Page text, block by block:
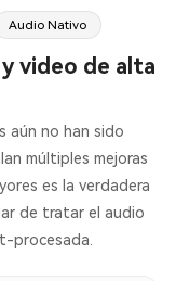
Audio Nativo
video de alta
aún no han sido
múltiples mejoras
es la verdadera
de tratar el audio
procesada.